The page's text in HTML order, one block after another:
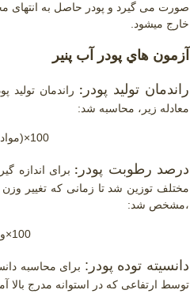
صورت می گیرد و پودر حاصل به انتهای
خارج میشود.
آزمون هاي پودر آب پنیر
راندمان تولید پودر : راندمان
معادله زیر، محاسبه شد:
100×(مواد جامد کل خوراک/وزن کل پودر تولیدی بر پایه خشک):درصد راندمان پودر
درصد رطوبت پودر :
،مشخص شد:
100×وزن اولیه/(وزن خشک-وزن اولیه)=درصد رطوبت پودر بر پایه مرطوب
دانسیته توده پودر: برای محاسبه دانسیته توده ای
توسط ارتفاعی که در استوانه مدرج بالا